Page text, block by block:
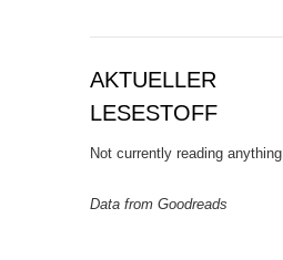
AKTUELLER
LESESTOFF
Not currently reading anything.
Data from Goodreads